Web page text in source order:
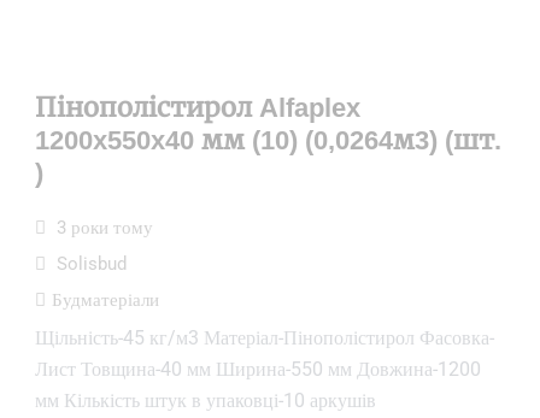
Пінополістирол Alfaplex
1200x550x40 мм (10) (0,0264м3) (шт.
)
3 роки тому
Solisbud
Будматеріали
Щільність-45 кг/м3 Матеріал-Пінополістирол Фасовка-
Лист Товщина-40 мм Ширина-550 мм Довжина-1200
мм Кількість штук в упаковці-10 аркушів